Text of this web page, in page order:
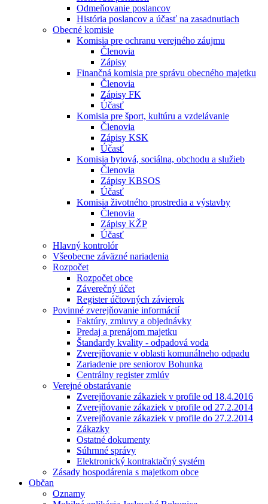
Odmeňovanie poslancov
História poslancov a účasť na zasadnutiach
Obecné komisie
Komisia pre ochranu verejného záujmu
Členovia
Zápisy
Finančná komisia pre správu obecného majetku
Členovia
Zápisy FK
Účasť
Komisia pre šport, kultúru a vzdelávanie
Členovia
Zápisy KSK
Účasť
Komisia bytová, sociálna, obchodu a služieb
Členovia
Zápisy KBSOS
Účasť
Komisia životného prostredia a výstavby
Členovia
Zápisy KŽP
Účasť
Hlavný kontrolór
Všeobecne záväzné nariadenia
Rozpočet
Rozpočet obce
Záverečný účet
Register účtovných závierok
Povinné zverejňovanie informácií
Faktúry, zmluvy a objednávky
Predaj a prenájom majetku
Štandardy kvality - odpadová voda
Zverejňovanie v oblasti komunálneho odpadu
Zariadenie pre seniorov Bohunka
Centrálny register zmlúv
Verejné obstarávanie
Zverejňovanie zákaziek v profile od 18.4.2016
Zverejňovanie zákaziek v profile od 27.2.2014
Zverejňovanie zákaziek v profile do 27.2.2014
Zákazky
Ostatné dokumenty
Súhrnné správy
Elektronický kontraktačný systém
Zásady hospodárenia s majetkom obce
Občan
Oznamy